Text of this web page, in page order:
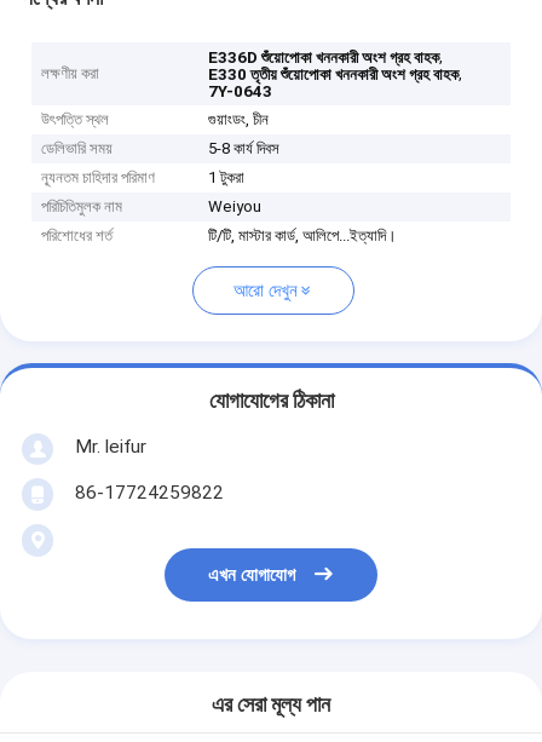
লক্ষণীয় করা
E336D শুঁয়োপোকা খননকারী অংশ গ্রহ বাহক,
E330 তৃতীয় শুঁয়োপোকা খননকারী অংশ গ্রহ বাহক,
7Y-0643
উৎপত্তি স্থল
গুয়াংডং, চীন
ডেলিভারি সময়
5-8 কার্য দিবস
ন্যূনতম চাহিদার পরিমাণ
1 টুকরা
পরিচিতিমুলক নাম
Weiyou
পরিশোধের শর্ত
টি/টি, মাস্টার কার্ড, আলিপে...ইত্যাদি।
আরো দেখুন
যোগাযোগের ঠিকানা
Mr. leifur
86-17724259822
এখন যোগাযোগ
এর সেরা মূল্য পান